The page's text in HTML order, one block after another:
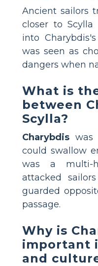
Ancient sailors
closer to
into
was seen as
dangers when
What is
between
Scylla?
Charybdis was
could swallow
was a multi-
attacked
guarded
passage.
Why is
important
and